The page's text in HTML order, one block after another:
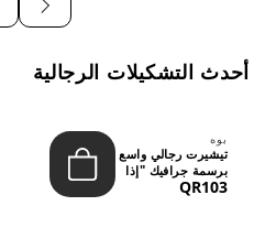
أحدث التشكيلات الرجالية
بوه
تيشيرت رجالي واسع
برسمة جرافيك "إذا
لم نُعجبك...
QR103